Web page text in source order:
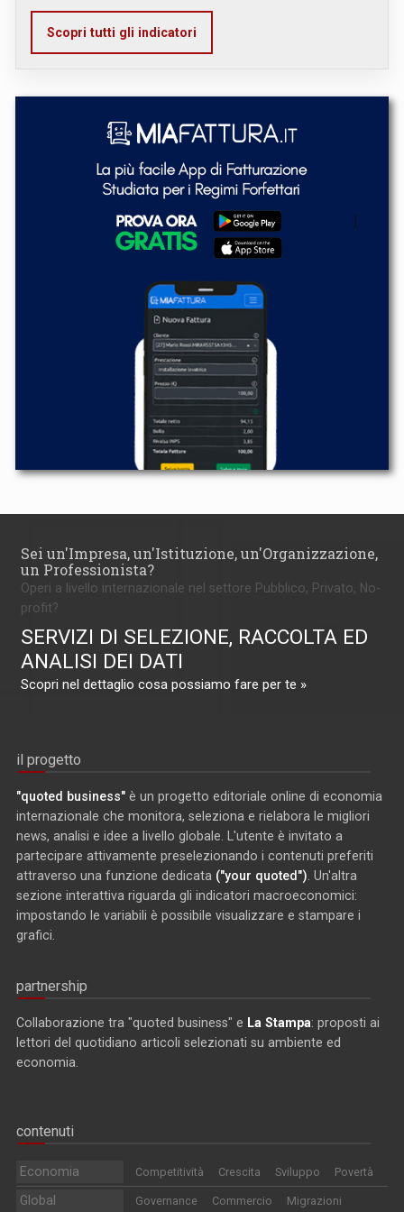
Scopri tutti gli indicatori
Sei un'Impresa, un'Istituzione, un'Organizzazione,
un Professionista?
Operi a livello internazionale nel settore Pubblico, Privato, No-
profit?
SERVIZI DI SELEZIONE, RACCOLTA ED
ANALISI DEI DATI
Scopri nel dettaglio cosa possiamo fare per te »
il progetto
"quoted business" è un progetto editoriale online di economia
internazionale che monitora, seleziona e rielabora le migliori
news, analisi e idee a livello globale. L'utente è invitato a
partecipare attivamente preselezionando i contenuti preferiti
attraverso una funzione dedicata ("your quoted") . Un'altra
sezione interattiva riguarda gli indicatori macroeconomici:
impostando le variabili è possibile visualizzare e stampare i
grafici.
partnership
Collaborazione tra "quoted business" e La Stampa: proposti ai
lettori del quotidiano articoli selezionati su ambiente ed
economia.
contenuti
Economia Competitività Crescita Sviluppo Povertà
Global Governance Commercio Migrazioni